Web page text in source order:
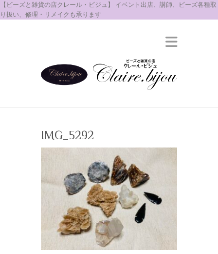
【ビーズと雑貨の店クレール・ビジュ】 イベント出店、講師、ビーズ各種取
り扱い、修理・リメイクも承ります
IMG_5292